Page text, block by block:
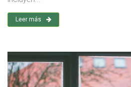
Leer más